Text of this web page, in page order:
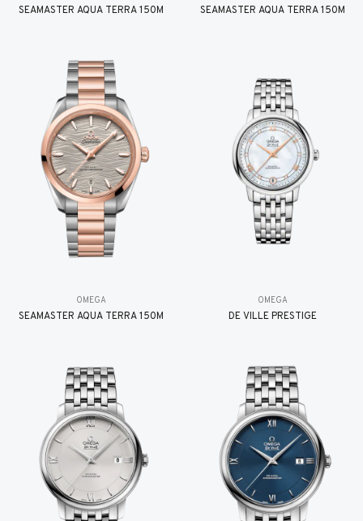
SEAMASTER AQUA TERRA 150M SEAMASTER AQUA TERRA 150M
OMEGA
SEAMASTER AQUA TERRA 150M
OMEGA
DE VILLE PRESTIGE